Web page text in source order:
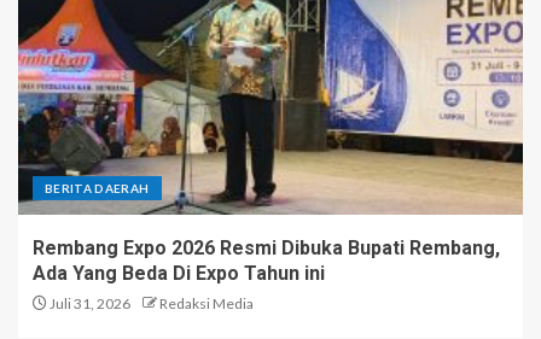
BERITA DAERAH
Rembang Expo 2026 Resmi Dibuka Bupati Rembang,
Ada Yang Beda Di Expo Tahun ini
Juli 31, 2026 Redaksi Media